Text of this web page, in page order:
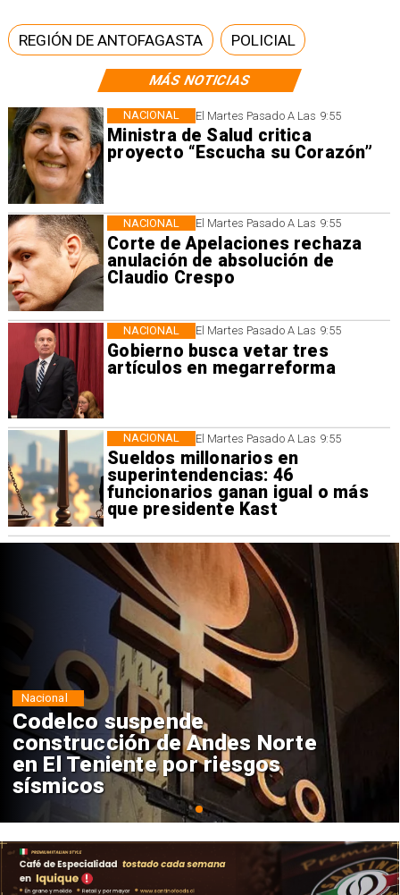
MÁS NOTICIAS
El Martes Pasado A Las 9:55
Ministra de Salud critica
proyecto “Escucha su Corazón”
NACIONAL
El Martes Pasado A Las 9:55
Corte de Apelaciones rechaza
anulación de absolución de
Claudio Crespo
NACIONAL
El Martes Pasado A Las 9:55
Gobierno busca vetar tres
artículos en megarreforma
NACIONAL
El Martes Pasado A Las 9:55
Sueldos millonarios en
superintendencias: 46
funcionarios ganan igual o más
que presidente Kast
NACIONAL
REGIÓN DE ANTOFAGASTA POLICIAL
Codelco suspende
construcción de Andes Norte
en El Teniente por riesgos
sísmicos
Nacional